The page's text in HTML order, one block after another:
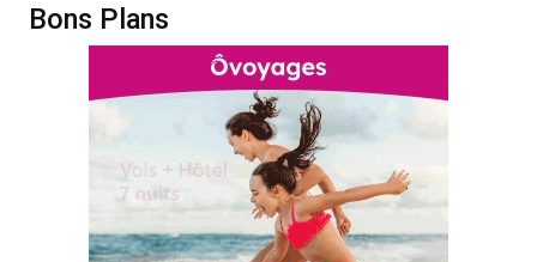
Bons Plans